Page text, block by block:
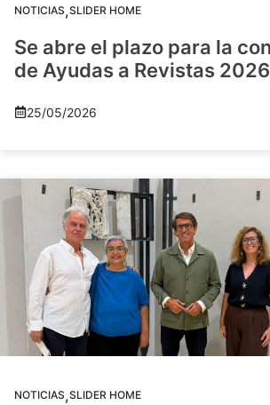
NOTICIAS,SLIDER HOME
Se abre el plazo para la
de Ayudas a Revistas 2026
25/05/2026
NOTICIAS,SLIDER HOME